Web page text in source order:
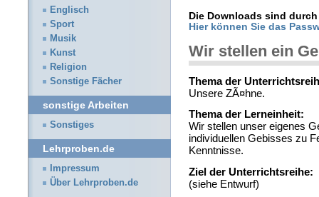
Die Downloads sind
Hier können Sie das
Wir stellen ein
Thema der
Unsere ZÃ¤hne.
Thema der Lerneinheit:
Wir stellen unser eigenes
individuellen Gebisses zu
Kenntnisse.
Ziel der Unterrichtsreihe:
(siehe Entwurf)
Englisch
Sport
Musik
Kunst
Religion
Sonstige Fächer
sonstige Arbeiten
Sonstiges
Lehrproben.de
Impressum
Über Lehrproben.de